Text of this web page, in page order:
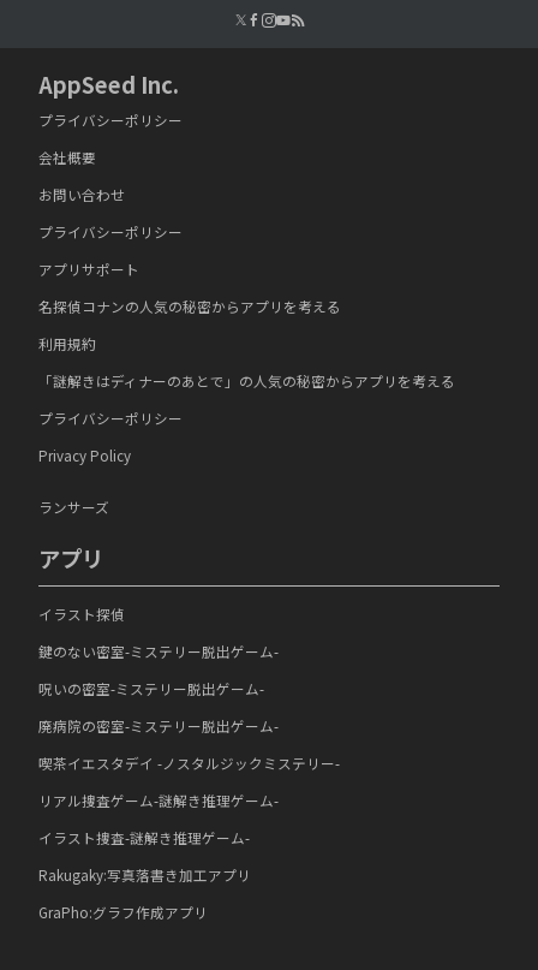
AppSeed Inc.
プライバシーポリシー
会社概要
お問い合わせ
プライバシーポリシー
アプリサポート
名探偵コナンの人気の秘密からアプリを考える
利用規約
「謎解きはディナーのあとで」の人気の秘密からアプリを考える
プライバシーポリシー
Privacy Policy
ランサーズ
アプリ
イラスト探偵
鍵のない密室-ミステリー脱出ゲーム-
呪いの密室-ミステリー脱出ゲーム-
廃病院の密室-ミステリー脱出ゲーム-
喫茶イエスタデイ -ノスタルジックミステリー-
リアル捜査ゲーム-謎解き推理ゲーム-
イラスト捜査-謎解き推理ゲーム-
Rakugaky:写真落書き加工アプリ
GraPho:グラフ作成アプリ